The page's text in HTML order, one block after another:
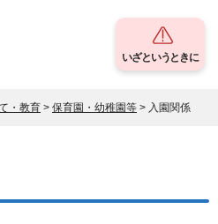
いざというときに
・教育 > 保育園・幼稚園等 > 入園関係